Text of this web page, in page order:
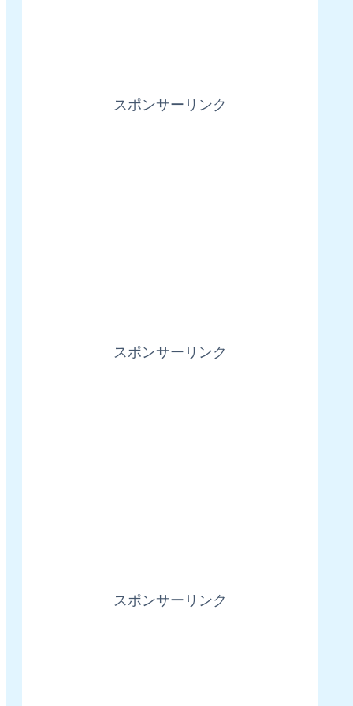
スポンサーリンク
スポンサーリンク
スポンサーリンク